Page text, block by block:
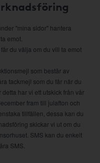
"mina sidor" hantera
emot.
du välja om du vill ta emot
som består av
tackmejl som du får när du
har vi ett utskick från vår
fram till julafton och
tillfällen, dessa kan du
skickar vi ut om du
SMS kan du enkelt
SMS.